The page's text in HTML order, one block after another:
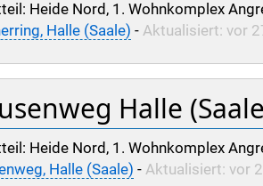
Heide Nord, 1. Wohnkomplex
Halle (Saale) - Aktualisiert: vor
Halle
Heide Nord, 1. Wohnkomplex
Halle (Saale) - Aktualisiert: vor